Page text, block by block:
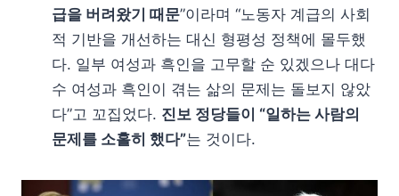
급을 버려왔기 때문”이라며 “노동자 계급의 사회
적 기반을 개선하는 대신 형평성 정책에 몰두했
다. 일부 여성과 흑인을 고무할 순 있겠으나 대다
수 여성과 흑인이 겪는 삶의 문제는 돌보지 않았
다”고 꼬집었다. 진보 정당들이 “일하는 사람의
문제를 소홀히 했다”는 것이다.